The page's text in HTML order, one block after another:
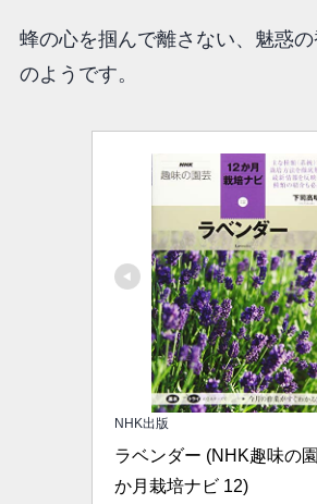
蜂の心を掴んで離さない、魅惑
のようです。
NHK出版
ラベンダー (NHK趣味の
か月栽培ナビ 12)